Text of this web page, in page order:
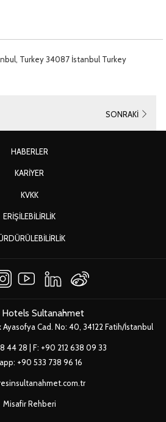
Turkey 34087 İstanbul Turkey
SONRAKI
HABERLER
KARIYER
KVKKYENI
ERIŞILEBILIRLIK
YENI
Hotels Sultanahmet
Ayasofya Cad. No: 40, 34122 Fatih/İstanbul
44 28 | F: +90 212 638 09 33
+90 533 738 96 16
Misafir Rehberi